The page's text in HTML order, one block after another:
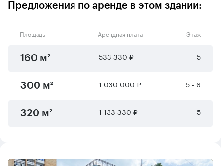
Предложения по аренде в этом здании:
Площадь Арендная плата Этаж
160 м² 533 330 ₽ 5
300 м² 1 030 000 ₽ 5 - 6
320 м² 1 133 330 ₽ 5